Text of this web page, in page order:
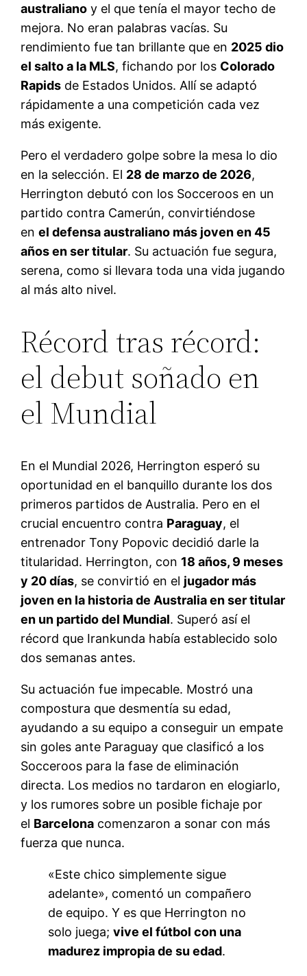
australiano y el que tenía el mayor techo de
mejora. No eran palabras vacías. Su
rendimiento fue tan brillante que en 2025 dio
el salto a la MLS, fichando por los Colorado
Rapids de Estados Unidos. Allí se adaptó
rápidamente a una competición cada vez
más exigente.
Pero el verdadero golpe sobre la mesa lo dio
en la selección. El 28 de marzo de 2026,
Herrington debutó con los Socceroos en un
partido contra Camerún, convirtiéndose
enel defensa australiano más joven en 45
años en ser titular. Su actuación fue segura,
serena, como si llevara toda una vida jugando
al más alto nivel.
Récord tras récord:
el debut soñado en
el Mundial
En el Mundial 2026, Herrington esperó su
oportunidad en el banquillo durante los dos
primeros partidos de Australia. Pero en el
crucial encuentro contra Paraguay, el
entrenador Tony Popovic decidió darle la
titularidad. Herrington, con 18 años, 9 meses
y 20 días, se convirtió en el jugador más
joven en la historia de Australia en ser titular
en un partido del Mundial. Superó así el
récord que Irankunda había establecido solo
dos semanas antes.
Su actuación fue impecable. Mostró una
compostura que desmentía su edad,
ayudando a su equipo a conseguir un empate
sin goles ante Paraguay que clasificó a los
Socceroos para la fase de eliminación
directa. Los medios no tardaron en elogiarlo,
y los rumores sobre un posible fichaje por
el Barcelona comenzaron a sonar con más
fuerza que nunca.
«Este chico simplemente sigue
adelante», comentó un compañero
de equipo. Y es que Herrington no
solo juega;vive el fútbol con una
madurez impropia de su edad.